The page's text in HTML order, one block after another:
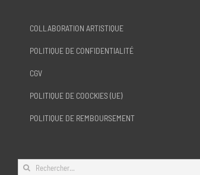
COLLABORATION ARTISTIQUE
POLITIQUE DE CONFIDENTIALITÉ
CGV
POLITIQUE DE COOCKIES (UE)
POLITIQUE DE REMBOURSEMENT
Rechercher: